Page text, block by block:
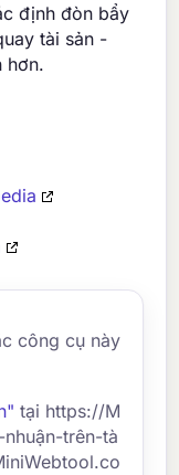
định đòn bẩy
tài sản -
hơn.
công cụ này
tại https://M
trên-tà